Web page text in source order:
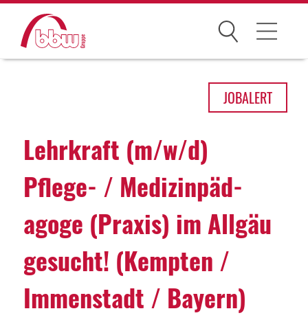
Suchen
Über uns
Leitbild
Gesellschaften
Historie
Organisation
bbw als Arbeitgeber
Jobportal
JOBALERT
Lehr­kraft (m/w/d)
Pflege- / Medi­zin­päd­
agoge (Praxis) im Allgäu
gesucht! (Kempten /
Immenstadt / Bayern)